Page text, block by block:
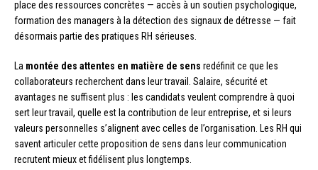
place des ressources concrètes — accès à un soutien psychologique,
formation des managers à la détection des signaux de détresse — fait
désormais partie des pratiques RH sérieuses.
La montée des attentes en matière de sens redéfinit ce que les
collaborateurs recherchent dans leur travail. Salaire, sécurité et
avantages ne suffisent plus : les candidats veulent comprendre à quoi
sert leur travail, quelle est la contribution de leur entreprise, et si leurs
valeurs personnelles s’alignent avec celles de l’organisation. Les RH qui
savent articuler cette proposition de sens dans leur communication
recrutent mieux et fidélisent plus longtemps.